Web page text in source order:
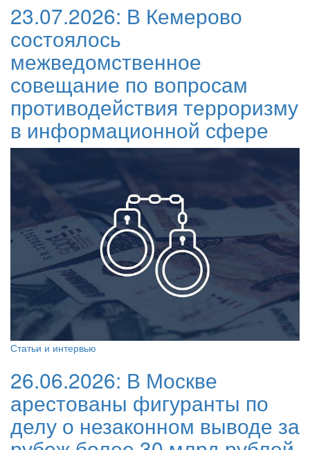
23.07.2026: В Кемерово
состоялось
межведомственное
совещание по вопросам
противодействия терроризму
в информационной сфере
Статьи и интервью
26.06.2026: В Москве
арестованы фигуранты по
делу о незаконном выводе за